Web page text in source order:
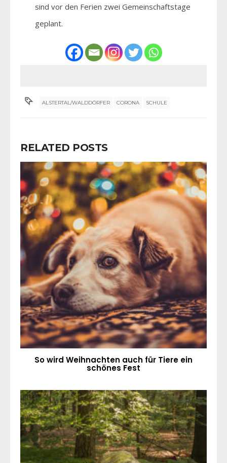
sind vor den Ferien zwei Gemeinschaftstage
geplant.
ALSTERTAL/WALDDÖRFER CORONA SCHULE
RELATED POSTS
So wird Weihnachten auch für Tiere ein
schönes Fest